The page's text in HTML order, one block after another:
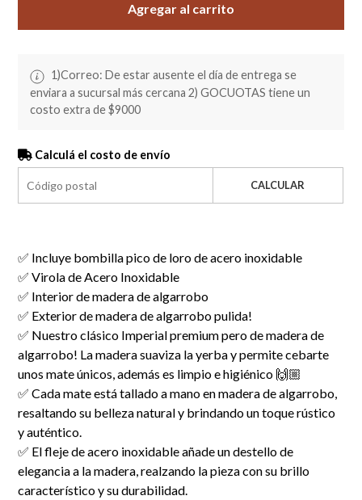
Agregar al carrito
1)Correo: De estar ausente el día de entrega se
enviara a sucursal más cercana 2) GOCUOTAS tiene un
costo extra de $9000
Calculá el costo de envío
CALCULAR
✅ Incluye bombilla pico de loro de acero inoxidable
✅ Virola de Acero Inoxidable
✅ Interior de madera de algarrobo
✅ Exterior de madera de algarrobo pulida!
✅ Nuestro clásico Imperial premium pero de madera de
algarrobo! La madera suaviza la yerba y permite cebarte
unos mate únicos, además es limpio e higiénico 🙌🏼
✅ Cada mate está tallado a mano en madera de algarrobo,
resaltando su belleza natural y brindando un toque rústico
y auténtico.
✅ El fleje de acero inoxidable añade un destello de
elegancia a la madera, realzando la pieza con su brillo
característico y su durabilidad.